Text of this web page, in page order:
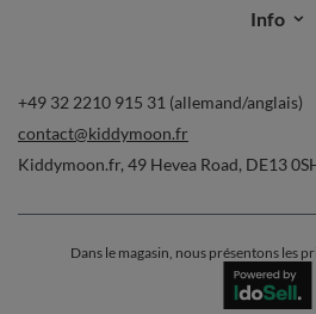
Info
+49 32 2210 915 31 (allemand/anglais)
contact@kiddymoon.fr
Kiddymoon.fr, 49 Hevea Road, DE13
Dans le magasin, nous présentons les